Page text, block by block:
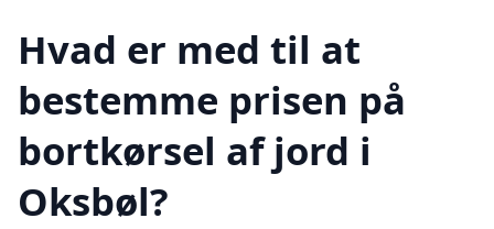
Hvad er med til at
bestemme prisen på
bortkørsel af jord i
Oksbøl?